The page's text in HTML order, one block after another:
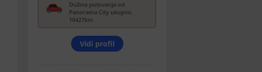
Dužina putovanja od
Panorama City ukupno.
10427km.
Vidi profil